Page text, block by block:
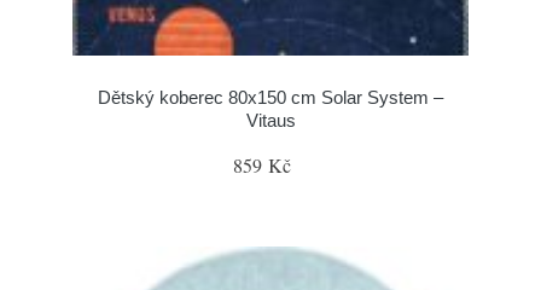
Dětský koberec 80x150 cm Solar System –
Vitaus
859 Kč